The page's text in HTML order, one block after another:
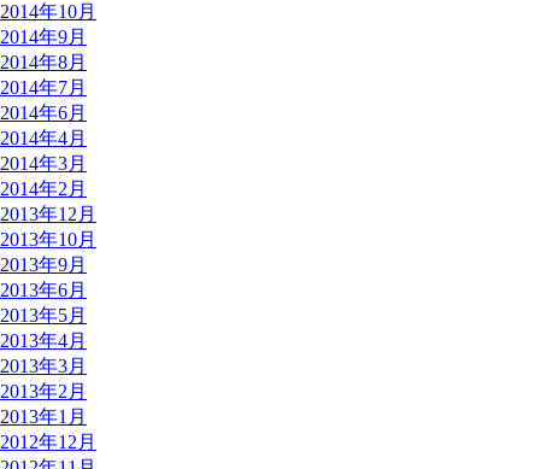
2014年10月
2014年9月
2014年8月
2014年7月
2014年6月
2014年4月
2014年3月
2014年2月
2013年12月
2013年10月
2013年9月
2013年6月
2013年5月
2013年4月
2013年3月
2013年2月
2013年1月
2012年12月